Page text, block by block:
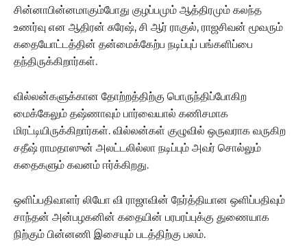
சின்னாபின்னமாகும்போது குழப்பமும் ஆத்திரமும் கலந்த
உணர்வு என ஆதிரன் சுரேஷ், சி ஆர் ராகுல், ராஜசிவன் மூவரும்
கதையோட்டத்தின் தன்மைக்கேற்ப நடிப்புப் பங்களிப்பை
தந்திருக்கிறார்கள்.
வில்லன்களுக்கான தோற்றத்திற்கு பொருந்திப்போகிற
மைக்கேலும் தஷ்ணாவும் பார்வையால் கணிசமாக
மிரட்டியிருக்கிறார்கள். வில்லன்கள் குழுவில் ஒருவராக வருகிற
சதீஷ் ராமதாஸுன் அலட்டலில்லா நடிப்பும் அவர் சொல்லும்
கதைகளும் கவனம் ஈர்க்கிறது.
ஒளிப்பதிவாளர் லியோ வி ராஜாவின் நேர்த்தியான ஒளிப்பதிவும்
சாந்தன் அன்பழகனின் கதையின் பரபரப்புக்கு துணையாக
நிற்கும் பின்னணி இசையும் படத்திற்கு பலம்.